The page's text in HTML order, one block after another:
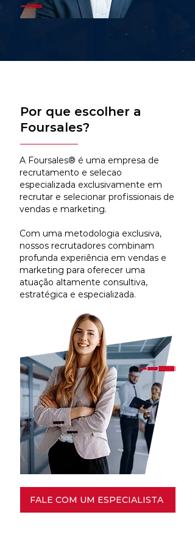
Por que escolher a
Foursales?
A Foursales® é uma empresa de
recrutamento e selecao
especializada exclusivamente em
recrutar e selecionar profissionais de
vendas e marketing.
Com uma metodologia exclusiva,
nossos recrutadores combinam
profunda experiência em vendas e
marketing para oferecer uma
atuação altamente consultiva,
estratégica e especializada.
FALE COM UM ESPECIALISTA